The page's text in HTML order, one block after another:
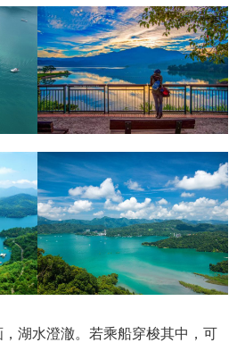
湖水澄澈。若乘船穿梭其中，可